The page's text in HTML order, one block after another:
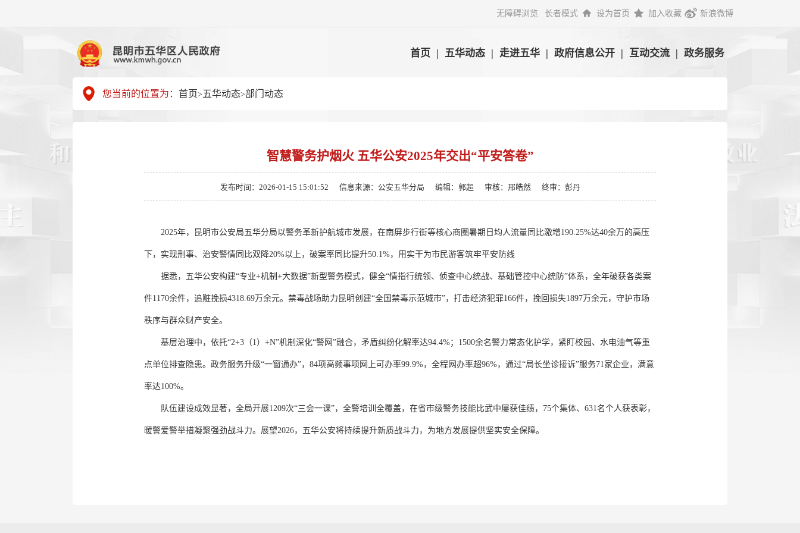
无障碍浏览 长者模式 设为首页 加入收藏 新浪微博
首页 | 五华动态 | 走进五华 | 政府信息公开 | 互动交流 | 政务服务
您当前的位置为： 首页> 五华动态>部门动态
智慧警务护烟火 五华公安2025年交出“平安答卷”
发布时间：2026-01-15 15:01:52 信息来源：公安五华分局 编辑：郭超 审核：邢皓然 终审：彭丹
2025年，昆明市公安局五华分局以警务革新护航城市发展，在南屏步行街等核心商圈暑期日均人流量同比激增190.25%达40余万的高压
下，实现刑事、治安警情同比双降20%以上，破案率同比提升50.1%，用实干为市民游客筑牢平安防线
据悉，五华公安构建“专业+机制+大数据”新型警务模式，健全“情指行统领、侦查中心统战、基础管控中心统防”体系，全年破获各类案
件1170余件，追赃挽损4318.69万余元。禁毒战场助力昆明创建“全国禁毒示范城市”，打击经济犯罪166件，挽回损失1897万余元，守护市场
秩序与群众财产安全。
基层治理中，依托“2+3（1）+N”机制深化“警网”融合，矛盾纠纷化解率达94.4%；1500余名警力常态化护学，紧盯校园、水电油气等重
点单位排查隐患。政务服务升级“一窗通办”，84项高频事项网上可办率99.9%，全程网办率超96%，通过“局长坐诊接诉”服务71家企业，满意
率达100%。
队伍建设成效显著，全局开展1209次“三会一课”，全警培训全覆盖，在省市级警务技能比武中屡获佳绩，75个集体、631名个人获表彰，
暖警爱警举措凝聚强劲战斗力。展望2026，五华公安将持续提升新质战斗力，为地方发展提供坚实安全保障。